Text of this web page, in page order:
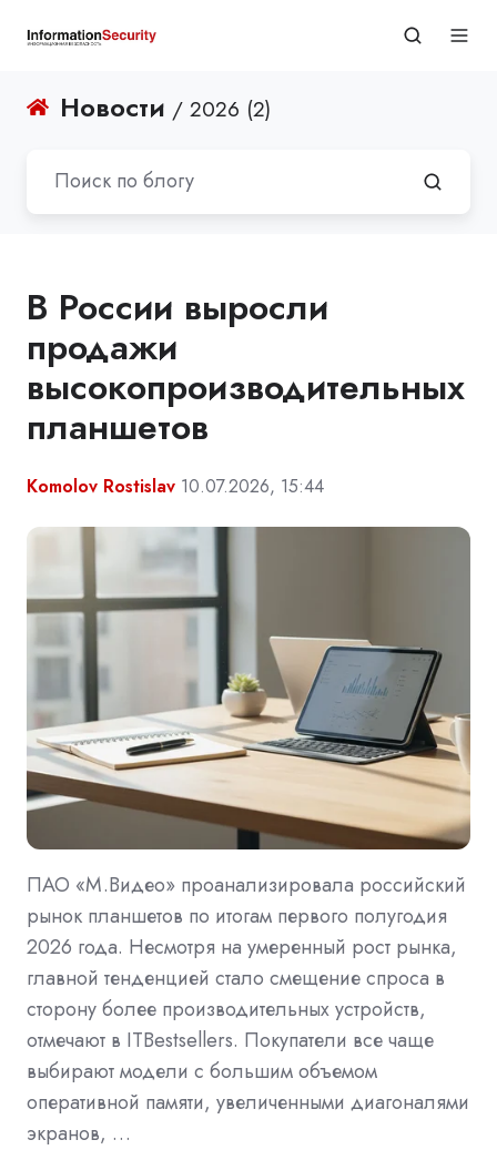
Новости / 2026 (2)
В России выросли
продажи
высокопроизводительных
планшетов
Komolov Rostislav 10.07.2026, 15:44
ПАО «М.Видео» проанализировала российский
рынок планшетов по итогам первого полугодия
2026 года. Несмотря на умеренный рост рынка,
главной тенденцией стало смещение спроса в
сторону более производительных устройств,
отмечают в ITBestsellers. Покупатели все чаще
выбирают модели с большим объемом
оперативной памяти, увеличенными диагоналями
экранов, …